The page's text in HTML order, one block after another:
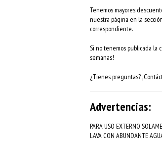
Tenemos mayores
nuestra página en la
correspondiente.
Si no tenemos publicada la
semanas!
¿Tienes preguntas?
Advertencias:
PARA USO EXTERNO
LAVA CON ABUNDANTE